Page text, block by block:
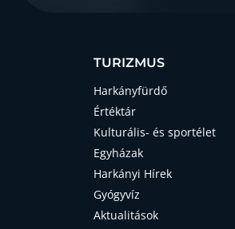
TURIZMUS
Harkányfürdő
Értéktár
Kulturális- és sportélet
Egyházak
Harkányi Hírek
Gyógyvíz
Aktualitások